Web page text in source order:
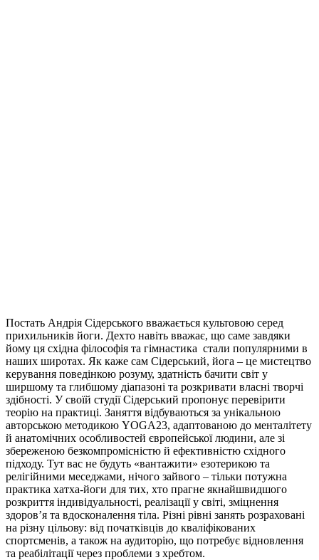
Постать Андрія Сідерського вважається культовою серед
прихильників йоги. Дехто навіть вважає, що саме завдяки
йому ця східна філософія та гімнастика стали популярними в
наших широтах. Як каже сам Сідерський, йога – це мистецтво
керування поведінкою розуму, здатність бачити світ у
ширшому та глибшому діапазоні та розкривати власні творчі
здібності. У своїй студії Сідерський пропонує перевірити
теорію на практиці. Заняття відбуваються за унікальною
авторською методикою YOGA23, адаптованою до менталітету
й анатомічних особливостей європейської людини, але зі
збереженою безкомпромісністю й ефективністю східного
підходу. Тут вас не будуть «вантажити» езотерикою та
релігійними меседжами, нічого зайвого – тільки потужна
практика хатха-йоги для тих, хто прагне якнайшвидшого
розкриття індивідуальності, реалізації у світі, зміцнення
здоров’я та вдосконалення тіла. Різні рівні занять розраховані
на різну цільову: від початківців до кваліфікованих
спортсменів, а також на аудиторію, що потребує відновлення
та реабілітації через проблеми з хребтом.